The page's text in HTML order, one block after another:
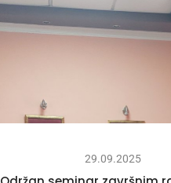
29.09.2025